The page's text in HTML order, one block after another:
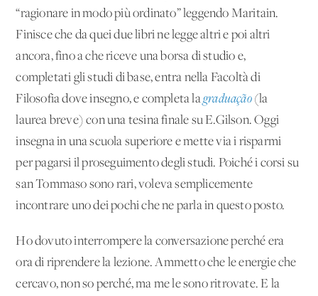
“ragionare in modo più ordinato” leggendo Maritain.
Finisce che da quei due libri ne legge altri e poi altri
ancora, fino a che riceve una borsa di studio e,
completati gli studi di base, entra nella Facoltà di
Filosofia dove insegno, e completa lagraduação(la
laurea breve) con una tesina finale su E.Gilson. Oggi
insegna in una scuola superiore e mette via i risparmi
per pagarsi il proseguimento degli studi. Poiché i corsi su
san Tommaso sono rari, voleva semplicemente
incontrare uno dei pochi che ne parla in questo posto.
Ho dovuto interrompere la conversazione perché era
ora di riprendere la lezione. Ammetto che le energie che
cercavo, non so perché, ma me le sono ritrovate. E la